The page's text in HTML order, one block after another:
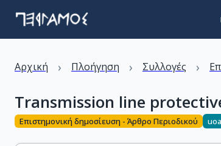
Αρχική › Πλοήγηση › Συλλογές ›
Transmission line
Επιστημονική δημοσίευση - Άρθρο Περιοδικού